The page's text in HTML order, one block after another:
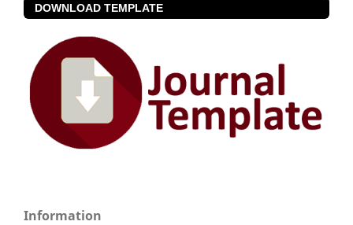
DOWNLOAD TEMPLATE
Information